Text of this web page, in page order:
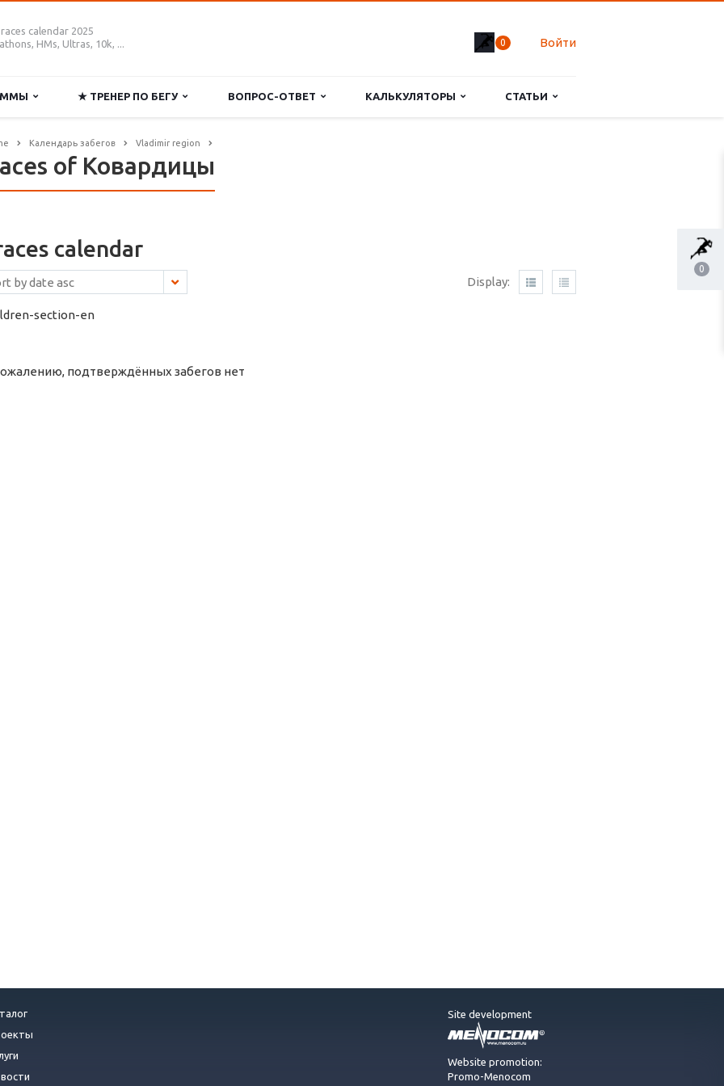
0
calendar 2025
HMs, Ultras, 10k, ...
0 Войти
★ ТРЕНЕР ПО БЕГУ ВОПРОС-ОТВЕТ КАЛЬКУЛЯТОРЫ СТАТЬИ
Календарь забегов Vladimir region
of Ковардицы
calendar
Display:
section-en
подтверждённых забегов нет
Site development
Website promotion:
Promo-Menocom